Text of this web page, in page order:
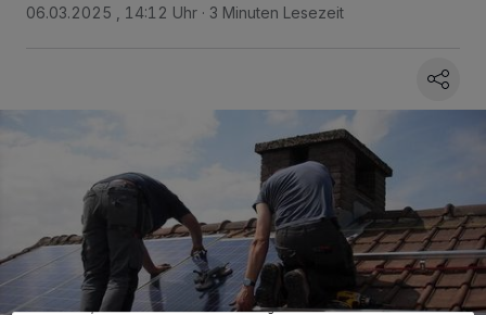
06.03.2025 , 14:12 Uhr 3 Minuten Lesezeit
Wir und unsere
-Partner speichern und greifen auf personenbezogene Daten
wie Browserdaten oder eindeutige Kennungen auf Ihrem Gerät zu. Durch Auswahl
von OK aktivieren Sie Tracking-Technologien für die unter „Wir und unsere
Partner verarbeiten Daten, um Ihnen Dienste bereitzustellen“ aufgeführten
Zwecke. Wenn Tracker deaktiviert sind, sind manche Inhalte und Anzeigen
möglicherweise nicht mehr so relevant für Sie. Sie können dieses Menü jederzeit
wieder aufrufen, um Ihre Einstellungen zu ändern oder Ihre Einwilligung zu
widerrufen, indem Sie auf den Link Einstellungen oder Ablehnen am unteren